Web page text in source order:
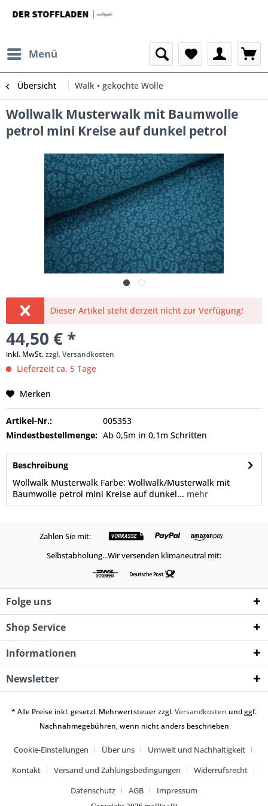
Menü
Übersicht Walk • gekochte Wolle
Wollwalk Musterwalk mit Baumwolle
petrol mini Kreise auf dunkel petrol
Dieser Artikel steht derzeit nicht zur Verfügung!
44,50 € *
inkl. MwSt.zzgl. Versandkosten
Lieferzeit ca. 5 Tage
Merken
Artikel-Nr.:
005353
Mindestbestellmenge: Ab 0,5m in 0,1m Schritten
Beschreibung
Wollwalk Musterwalk Farbe: Wollwalk/Musterwalk mit
Baumwolle petrol mini Kreise auf dunkel... mehr
Zahlen Sie mit:
Selbstabholung...Wir versenden klimaneutral mit:
Folge uns
Shop Service
Informationen
Newsletter
* Alle Preise inkl. gesetzl. Mehrwertsteuer zzgl.Versandkosten und ggf.
Nachnahmegebühren, wenn nicht anders beschrieben
Cookie-Einstellungen Über uns
Umwelt und Nachhaltigkeit
Kontakt
Versand und Zahlungsbedingungen
Widerrufsrecht
Datenschutz
AGB Impressum